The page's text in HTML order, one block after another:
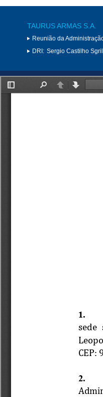
TAURUS ARMAS S.A.
Reunião da
DRI: Sergio Castilho